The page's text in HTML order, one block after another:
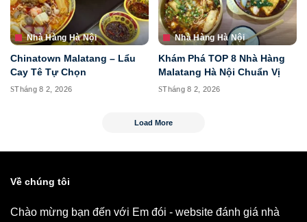
Nhà Hàng Hà Nội
Chinatown Malatang – Lẩu
Cay Tê Tự Chọn
Tháng 8 2, 2026
Nhà Hàng Hà Nội
Khám Phá TOP 8 Nhà Hàng
Malatang Hà Nội Chuẩn Vị
Tháng 8 2, 2026
Load More
Về chúng tôi
Chào mừng bạn đến với Em đói - website đánh giá nhà